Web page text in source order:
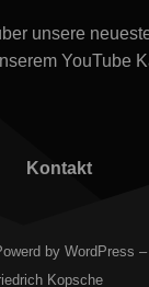
unsere
YouTube
Kontakt
by WordPress
Kopsche